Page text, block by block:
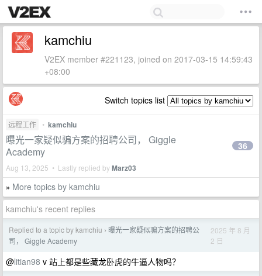
kamchiu
V2EX member #221123, joined on 2017-03-15 14:59:43
+08:00
Switch topics list
远程工作 • kamchiu
曝光一家疑似骗方案的招聘公司， Giggle
Academy
Aug 13, 2025 • Lastly replied byMarz03
36
» More topics by kamchiu
kamchiu's recent replies
Replied to a topic by kamchiu › 曝光一家疑似骗方案的招聘公
司， Giggle Academy
2025 年 8 月
2 日
@litian98 v 站上都是些藏龙卧虎的牛逼人物吗？